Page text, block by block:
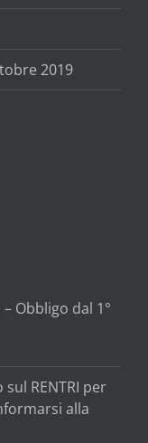
2019
Obbligo dal 1°
RENTRI per
alla